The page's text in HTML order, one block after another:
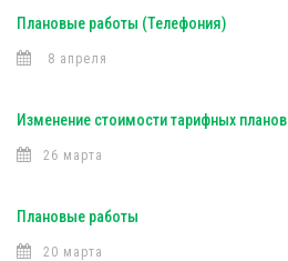
Плановые работы (Телефония)
8 апреля
Изменение стоимости тарифных планов
26 марта
Плановые работы
20 марта